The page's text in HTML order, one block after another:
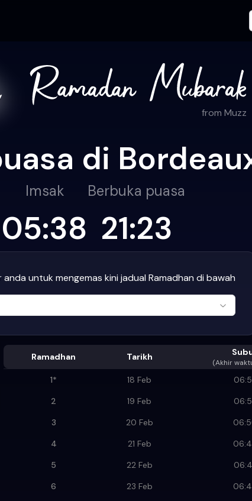
from Muzz
di
Imsak
05:38
Berbuka puasa
21:23
anda untuk mengemas kini jadual Ramadhan di bawah
Ramadhan Tarikh
(Akhir
1* 18 Feb
2
19 Feb
3
20 Feb
4
21 Feb
5
22 Feb
6
23 Feb